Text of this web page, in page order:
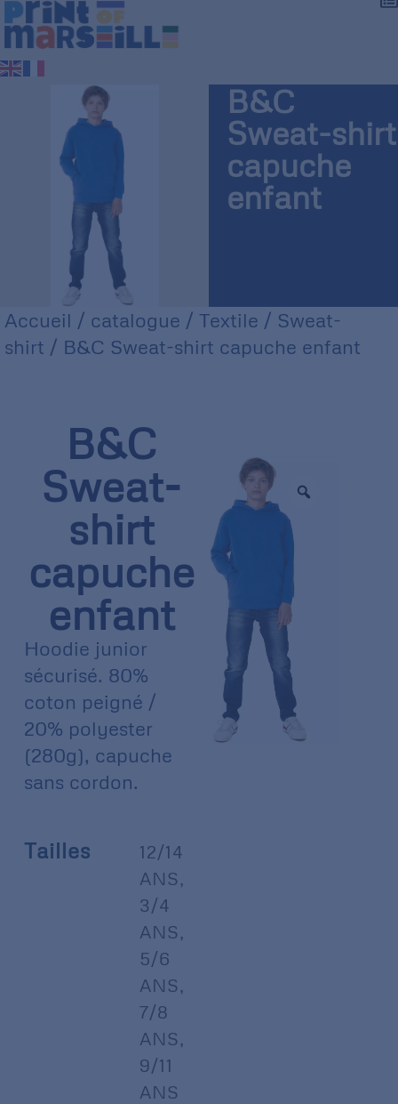
B&C
Sweat-shirt
capuche
enfant
Accueil / catalogue / Textile / Sweat-
shirt / B&C Sweat-shirt capuche enfant
B&C
Sweat-
shirt
capuche
enfant
Hoodie junior
sécurisé. 80%
coton peigné /
20% polyester
(280g), capuche
sans cordon.
Tailles
12/14
ANS ,
3/4
ANS ,
5/6
ANS ,
7/8
ANS ,
9/11
ANS